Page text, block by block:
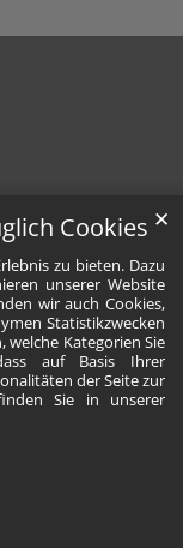
Cookies
zu bieten. Dazu
unserer Website
wir auch Cookies,
Statistikzwecken
Kategorien Sie
auf Basis Ihrer
der Seite zur
Sie in unserer
✕